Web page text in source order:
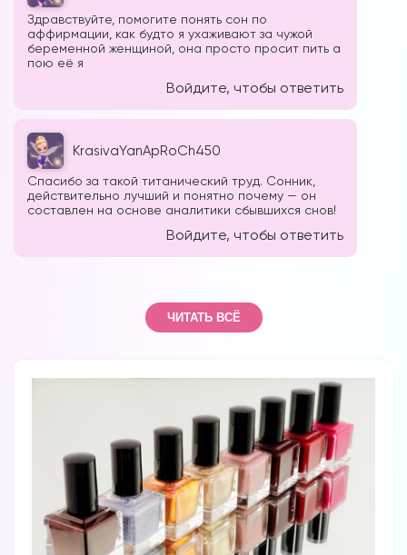
Здравствуйте, помогите понять сон по
аффирмации, как будто я ухаживают за чужой
беременной женщиной, она просто просит пить а
пою её я
Войдите, чтобы ответить
KrasivaYanApRoCh450
Спасибо за такой титанический труд. Сонник,
действительно лучший и понятно почему — он
составлен на основе аналитики сбывшихся снов!
Войдите, чтобы ответить
ЧИТАТЬ ВСЁ
Вы можете получать информацию во
снах (проверено более 100000
участниками)
Мы разработали систему практик, с
помощью которой можно получать
доступ:
Наши форумы
Форум в
Телеграм